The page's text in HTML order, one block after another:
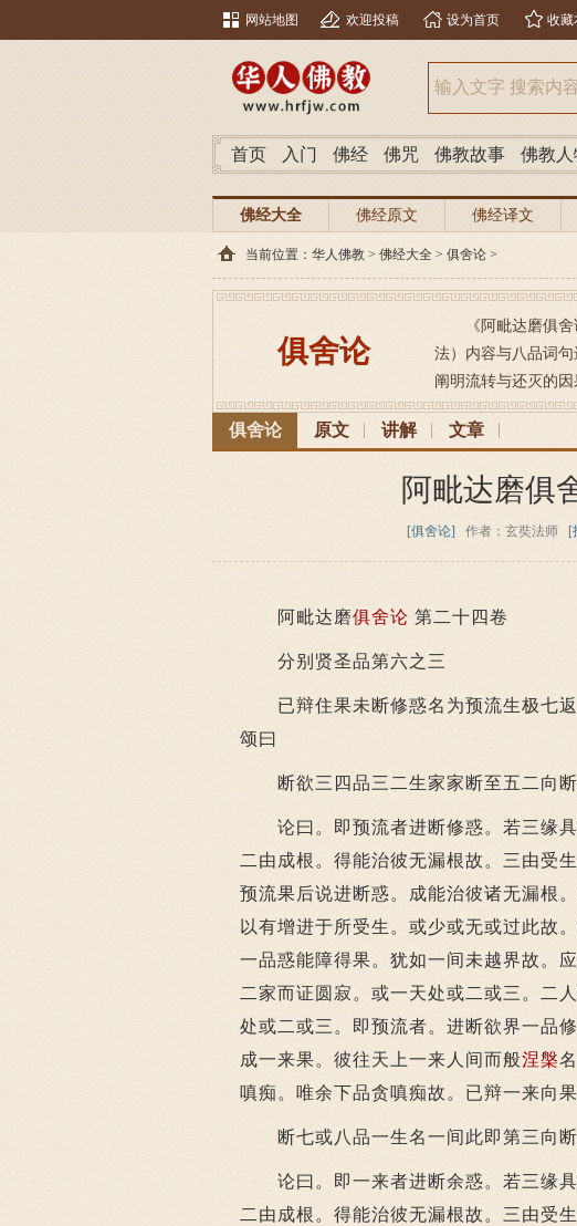
网站地图 欢迎投稿 设为首页 收藏
首页 入门 佛经 佛咒 佛教故事 佛教人
佛经大全 佛经原文 佛经译文
当前位置： 华人佛教 > 佛经大全 > 俱舍论 >
俱舍论
《阿毗达磨俱
法）内容与八品词
阐明流转与还灭的
俱舍论 原文 讲解 文章
阿毗达磨俱
[俱舍论] 作者：玄奘法师 [
阿毗达磨俱舍论 第二十四卷
分别贤圣品第六之三
已辩住果未断修惑名为预流生极七返
颂曰
断欲三四品三二生家家断至五二向断
论曰。即预流者进断修惑。若三缘具
二由成根。得能治彼无漏根故。三由受
预流果后说进断惑。成能治彼诸无漏根
以有增进于所受生。或少或无或过此故
一品惑能障得果。犹如一间未越界故。
二家而证圆寂。或一天处或二或三。二
处或二或三。即预流者。进断欲界一品
成一来果。彼往天上一来人间而般涅槃
嗔痴。唯余下品贪嗔痴故。已辩一来向
断七或八品一生名一间此即第三向断
论曰。即一来者进断余惑。若三缘具
二由成根。得能治彼无漏根故。三由受